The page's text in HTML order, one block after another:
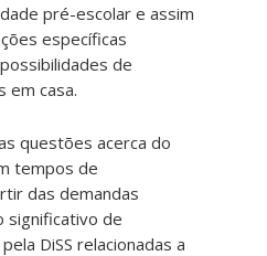
pré-escolar e assim
específicas
de
em casa.
questões acerca do
tempos de
das demandas
significativo de
DiSS relacionadas a